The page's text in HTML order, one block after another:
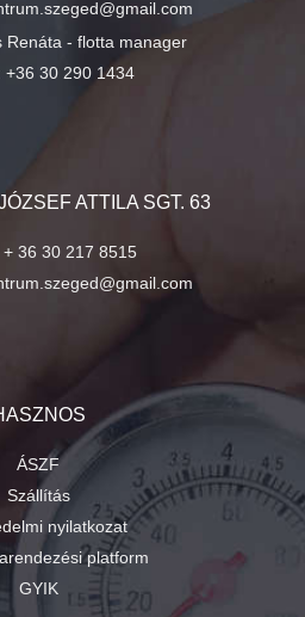
Renáta - flotta manager
+36 30 290 1434
ATTILA SGT. 63
+ 36 30 217 8515
ÁSZF
Szállítás
nyilatkozat
platform
GYIK